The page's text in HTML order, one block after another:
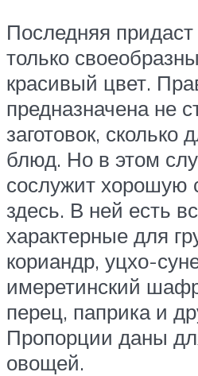
Последняя
только
красивый цвет.
предназначена не
заготовок, сколько
блюд. Но в этом
сослужит хорошую
здесь. В ней есть
характерные для
кориандр, уцхо-
имеретинский
перец, паприка и
Пропорции даны
овощей.